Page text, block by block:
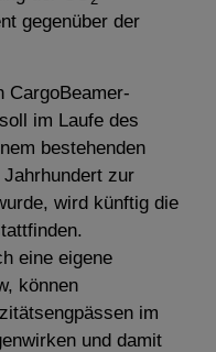
gegenüber der
CargoBeamer-
im Laufe des
bestehenden
zur
wird künftig die
eine eigene
können
im
und damit